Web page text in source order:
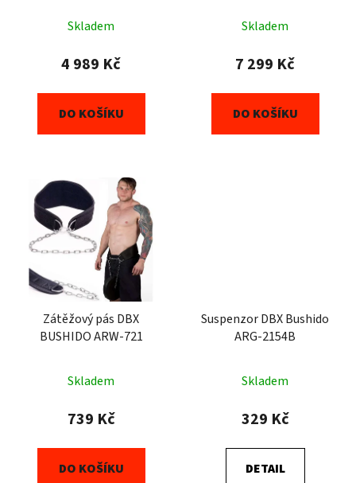
Skladem
4 989 Kč
DO KOŠÍKU
Skladem
7 299 Kč
DO KOŠÍKU
Zátěžový pás DBX
BUSHIDO ARW-721
Skladem
739 Kč
DO KOŠÍKU
Suspenzor DBX Bushido
ARG-2154B
Skladem
329 Kč
DETAIL